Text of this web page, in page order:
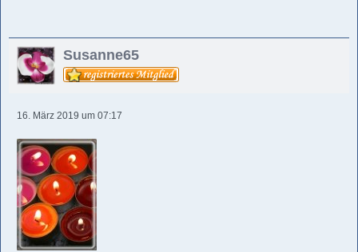
Susanne65
16. März 2019 um 07:17